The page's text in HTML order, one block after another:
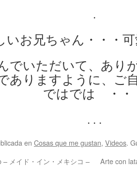
.
いお兄ちゃん・・・
でいただいて、あり
ありますように、ご
ではでは ・・
. . .
en Cosas que me gustan, Videos.
– メイド・イン・メキシコ –
Arte con